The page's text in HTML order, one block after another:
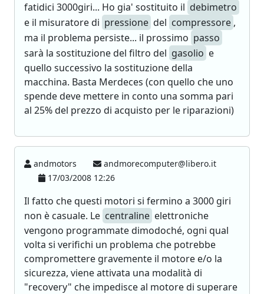
fatidici 3000giri... Ho gia' sostituito il debimetro
e il misuratore di pressione del compressore ,
ma il problema persiste... il prossimo passo
sarà la sostituzione del filtro del gasolio e
quello successivo la sostituzione della
macchina. Basta Merdeces (con quello che uno
spende deve mettere in conto una somma pari
al 25% del prezzo di acquisto per le riparazioni)
andmotors
andmorecomputer@libero.it
17/03/2008 12:26
Il fatto che questi motori si fermino a 3000 giri
non è casuale. Le centraline elettroniche
vengono programmate dimodoché, ogni qual
volta si verifichi un problema che potrebbe
compromettere gravemente il motore e/o la
sicurezza, viene attivata una modalità di
"recovery" che impedisce al motore di superare